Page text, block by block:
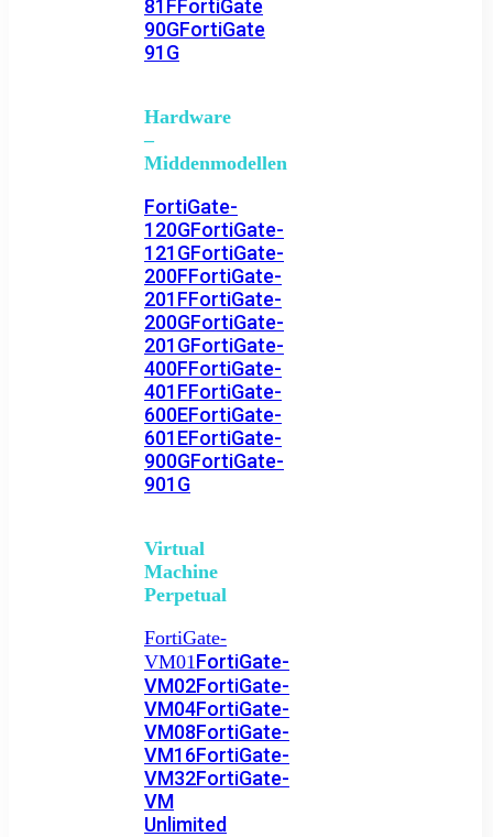
81FFortiGate
90GFortiGate
91G
Hardware
–
Middenmodellen
FortiGate-
120GFortiGate-
121GFortiGate-
200FFortiGate-
201FFortiGate-
200GFortiGate-
201GFortiGate-
400FFortiGate-
401FFortiGate-
600EFortiGate-
601EFortiGate-
900GFortiGate-
901G
Virtual
Machine
Perpetual
FortiGate-
VM01FortiGate-
VM02FortiGate-
VM04FortiGate-
VM08FortiGate-
VM16FortiGate-
VM32FortiGate-
VM
Unlimited